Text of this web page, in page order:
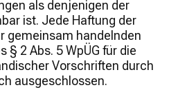
als denjenigen der
ist. Jede Haftung der
gemeinsam handelnden
§ 2 Abs. 5 WpÜG für die
Vorschriften durch
ausgeschlossen.